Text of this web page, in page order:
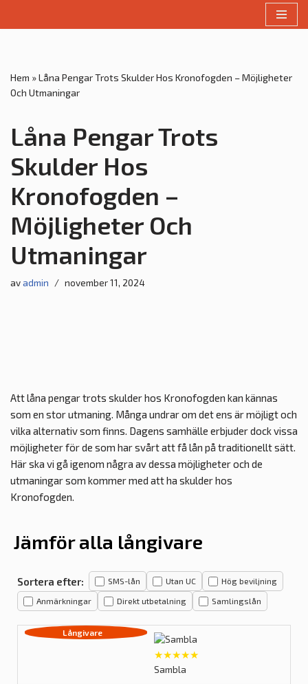
Hem »Låna Pengar Trots Skulder Hos Kronofogden – Möjligheter
Och Utmaningar
Låna Pengar Trots
Skulder Hos
Kronofogden –
Möjligheter Och
Utmaningar
avadmin november 11, 2024
Att låna pengar trots skulder hos Kronofogden kan kännas
som en stor utmaning. Många undrar om det ens är möjligt och
vilka alternativ som finns. Dagens samhälle erbjuder dock vissa
möjligheter för de som har svårt att få lån på traditionellt sätt.
Här ska vi gå igenom några av dessa möjligheter och de
utmaningar som kommer med att ha skulder hos
Kronofogden.
Jämför alla långivare
Sortera efter: SMS-lån Utan UC Hög beviljning
Anmärkningar Direkt utbetalning Samlingslån
★★★★★
Sambla